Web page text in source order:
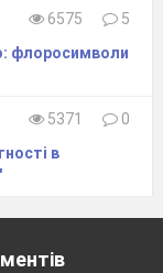
6575
5
флоросимволи
5371
0
в